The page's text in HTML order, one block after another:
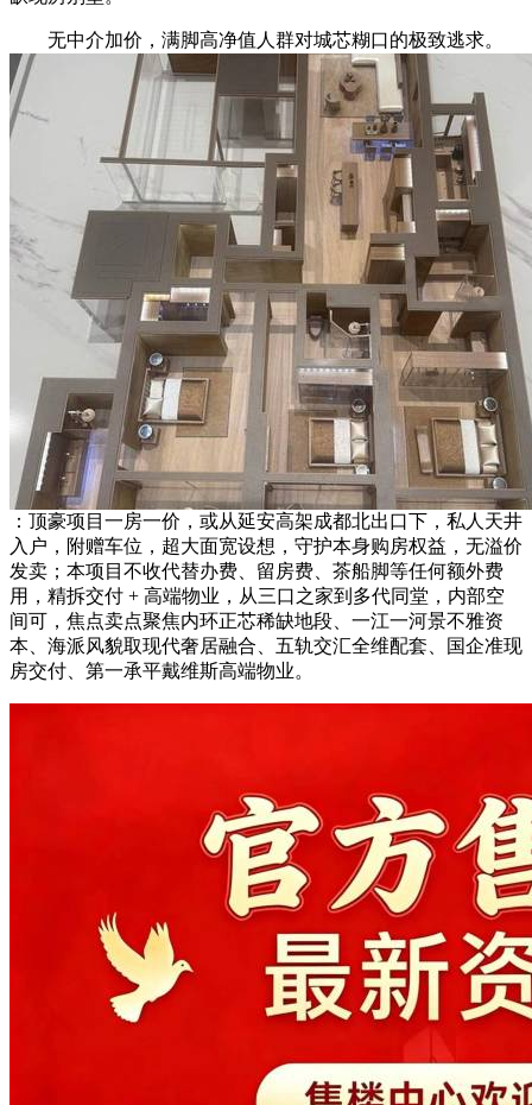
无中介加价，满脚高净值人群对城芯糊口的极致逃求。
：顶豪项目一房一价，或从延安高架成都北出口下，私人天井
入户，附赠车位，超大面宽设想，守护本身购房权益，无溢价
发卖；本项目不收代替办费、留房费、茶船脚等任何额外费
用，精拆交付 + 高端物业，从三口之家到多代同堂，内部空
间可，焦点卖点聚焦内环正芯稀缺地段、一江一河景不雅资
本、海派风貌取现代奢居融合、五轨交汇全维配套、国企准现
房交付、第一承平戴维斯高端物业。